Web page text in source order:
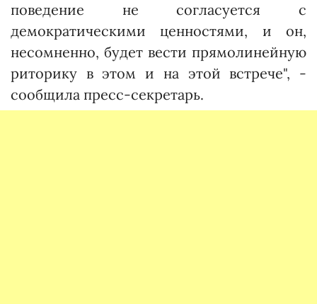
поведение не согласуется с
демократическими ценностями, и он,
несомненно, будет вести прямолинейную
риторику в этом и на этой встрече", -
сообщила пресс-секретарь.